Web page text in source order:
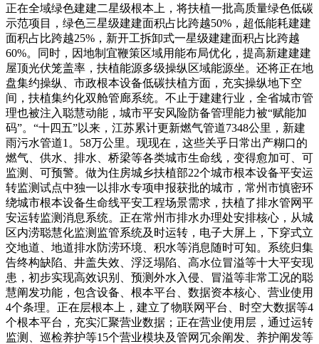
正在全域绿色建建二星级根本上，将扶植一批高质量绿色低碳
示范项目，绿色三星级建建面积占比跨越50%，超低能耗建建
面积占比跨越25%，新开工拆卸式一星级建建面积占比跨越
60%。同时，因地制宜鞭策区域用能布局优化，提高新建建建
屋顶光伏笼盖率，扶植能源多级操纵区域能源坐。还将正在地
盘集约操纵、市政根本设备低碳扶植方面，充实操纵地下空
间，扶植集约化双舱管廊系统。不止于建建行业，全省城市管
理也被注入聪慧动能，城市平安风险防备管理能力被“赋能加
码”。“十四五”以来，江苏累计更新燃气管道7348公里，新建
雨污水管道1。58万公里。现现在，这些关乎日常出产糊口的
燃气、供水、排水、桥梁等各类城市生命线，变得愈加可、可
监测、可预警。做为住房城乡扶植部22个城市根本设备平安运
转监测试点中独一以排水专项申报获批的城市，常州市慎密环
绕城市根本设备生命线平安工程场景需求，扶植了排水管网平
安运转监测消息系统。正在常州市排水办理处安排核心，从城
区内涝聪慧化监测监管系统及时运转，电子大屏上，下穿式立
交地道、地道排水防涝环境、积水等消息随时可知。系统归集
告终构缺陷、井盖失效、浮泛塌陷、高水位冒溢等十大平安现
患，初步实现高效识别、预测外水入侵、冒溢等非常工况的聪
慧阐发功能，包含设备、根本平台、数据资本核心、营业使用
4个条理。正在层根本上，建立了物联网平台、时空大数据等4
个根本平台，充实汇聚营业数据；正在营业使用层，通过运转
监测、巡检养护等15个营业模块及管网冗余阐发、养护阐发等